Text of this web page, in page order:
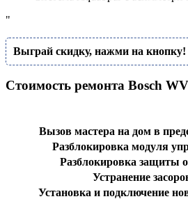
"
Выграй скидку, нажми на кнопку!
Стоимость ремонта Bosch
Вызов мастера на дом в
Разблокировка модуля
Разблокировка защиты
Устранение
Установка и подключение